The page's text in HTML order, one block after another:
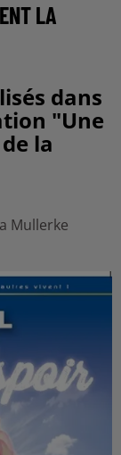
LA
dans
"Une
la
Mullerke